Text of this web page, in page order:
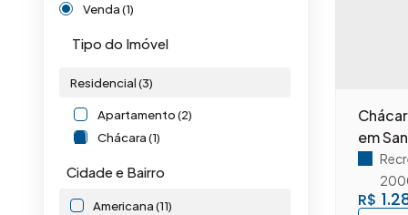
Venda (1)
Tipo do Imóvel
Residencial (3)
Apartamento (2)
Chácara (1)
Cidade e Bairro
Americana (11)
em
R$